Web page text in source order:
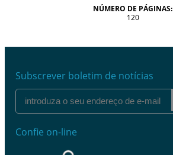
NÚMERO DE PÁGINAS:
120
Subscrever boletim de notícias
Confie on-line